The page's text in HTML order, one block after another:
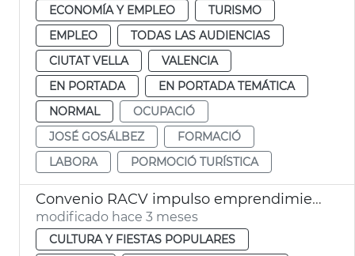
ECONOMÍA Y EMPLEO
TURISMO
EMPLEO
TODAS LAS AUDIENCIAS
CIUTAT VELLA
VALENCIA
EN PORTADA
EN PORTADA TEMÁTICA
NORMAL
OCUPACIÓ
JOSÉ GOSÁLBEZ
FORMACIÓ
LABORA
PORMOCIÓ TURÍSTICA
Convenio RACV impulso emprendimiento valenciano
modificado hace 3 meses
CULTURA Y FIESTAS POPULARES